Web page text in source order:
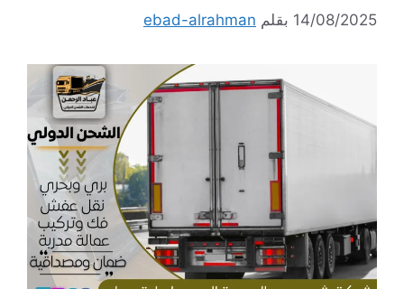
14/08/2025 بقلم ebad-alrahman